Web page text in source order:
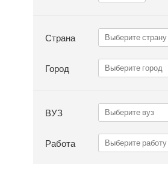
Страна
Город
ВУЗ
Работа